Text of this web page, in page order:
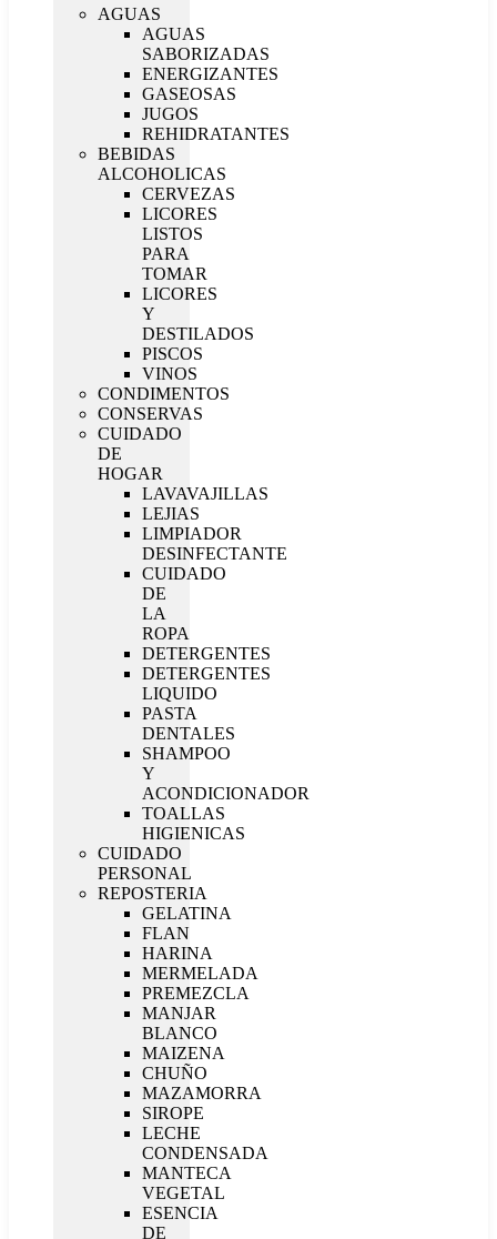
AGUAS
AGUAS
SABORIZADAS
ENERGIZANTES
GASEOSAS
JUGOS
REHIDRATANTES
BEBIDAS
ALCOHOLICAS
CERVEZAS
LICORES
LISTOS
PARA
TOMAR
LICORES
Y
DESTILADOS
PISCOS
VINOS
CONDIMENTOS
CONSERVAS
CUIDADO
DE
HOGAR
LAVAVAJILLAS
LEJIAS
LIMPIADOR
DESINFECTANTE
CUIDADO
DE
LA
ROPA
DETERGENTES
DETERGENTES
LIQUIDO
PASTA
DENTALES
SHAMPOO
Y
ACONDICIONADOR
TOALLAS
HIGIENICAS
CUIDADO
PERSONAL
REPOSTERIA
GELATINA
FLAN
HARINA
MERMELADA
PREMEZCLA
MANJAR
BLANCO
MAIZENA
CHUÑO
MAZAMORRA
SIROPE
LECHE
CONDENSADA
MANTECA
VEGETAL
ESENCIA
DE